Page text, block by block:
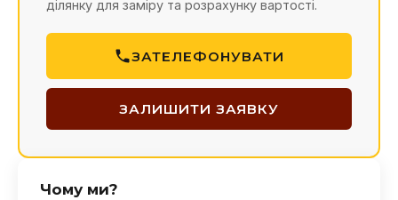
ділянку для заміру та розрахунку вартості.
ЗАТЕЛЕФОНУВАТИ
ЗАЛИШИТИ ЗАЯВКУ
Чому ми?